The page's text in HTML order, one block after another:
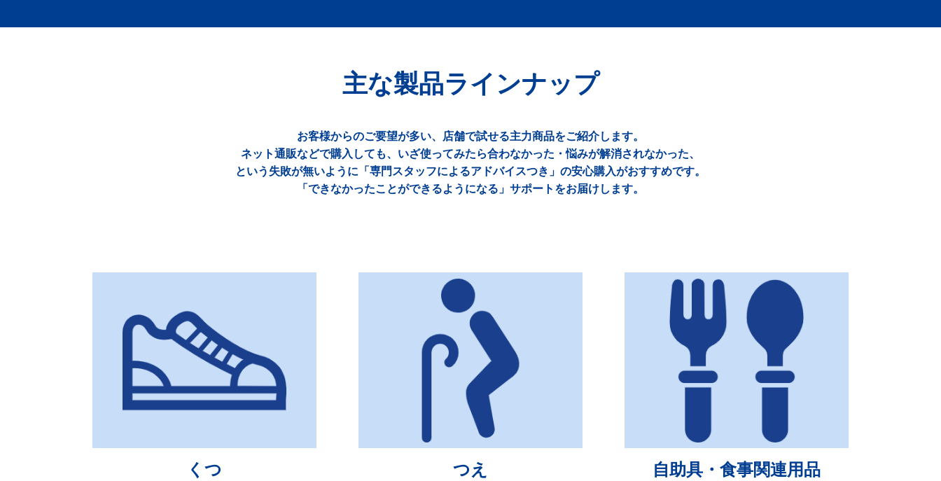
主な製品ラインナップ
お客様からのご要望が多い、店舗で試せる主力商品をご紹介します。
ネット通販などで購入しても、いざ使ってみたら合わなかった・悩みが解消されなかった、
という失敗が無いように「専門スタッフによるアドバイスつき」の安心購入がおすすめです。
「できなかったことができるようになる」サポートをお届けします。
くつ つえ 自助具・食事関連用品